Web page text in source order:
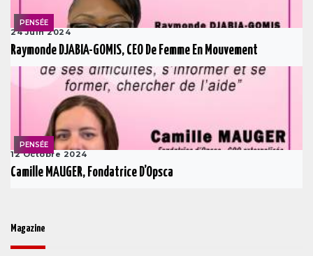
PENSÉE
24 Juin 2024
Raymonde DJABIA-GOMIS, CEO De Femme En Mouvement
PENSÉE
12 Octobre 2024
Camille MAUGER, Fondatrice D’Opsca
Magazine